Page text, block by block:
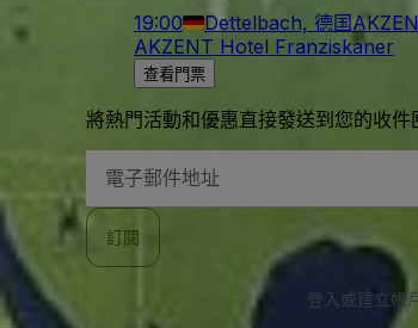
19:00 Dettelbach, 德国
AKZENT Hotel Franziskaner
查看門票
將熱門活動和優惠直接發送到您的收件
子
地
訂閱
登入或建立帳